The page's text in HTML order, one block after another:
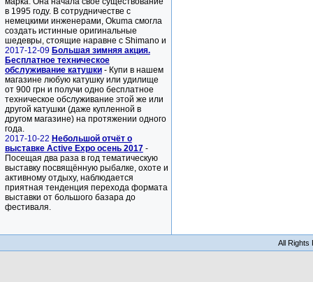
в 1995 году. В сотрудничестве с
немецкими инженерами, Okuma смогла
создать истинные оригинальные
шедевры, стоящие наравне с Shimano и
2017-12-09 Большая зимняя акция.
Бесплатное техническое
обслуживание катушки - Купи в нашем
магазине любую катушку или удилище
от 900 грн и получи одно бесплатное
техническое обслуживание этой же или
другой катушки (даже купленной в
другом магазине) на протяжении одного
года.
2017-10-22 Небольшой отчёт о
выставке Active Expo осень 2017 -
Посещая два раза в год тематическую
выставку посвящённую рыбалке, охоте и
активному отдыху, наблюдается
приятная тенденция перехода формата
выставки от большого базара до
фестиваля.
All Rights